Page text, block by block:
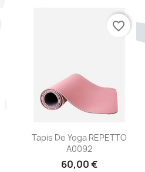
 Aperçu rapide
Tapis De Yoga REPETTO
A0092
60,00 €
favorite_border